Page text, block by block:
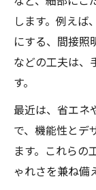
壁や
新
リビ
おし
リフ
壁紙
します。例えば
にする、間接照
などの工夫は、
す。
最近は、省エネ
で、機能性とデ
ます。これらの
ゃれさを兼ね備